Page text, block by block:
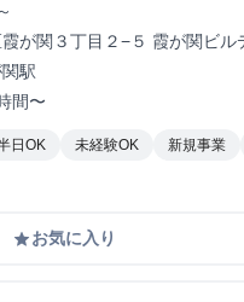
が関３丁目２−５ 霞が関ビ
駅
間〜
日OK 未経験OK 新規事業
gradeお気に入り